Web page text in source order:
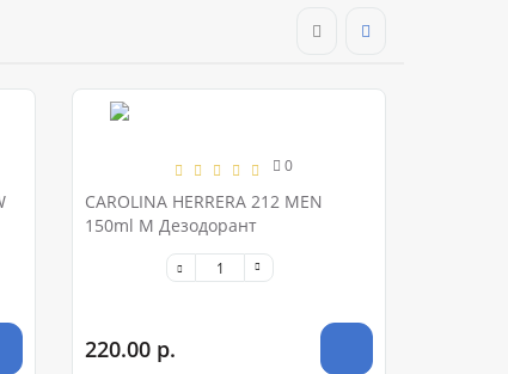
0
CAROLINA HERRERA 212 MEN
150ml M Дезодорант
220.00 р.